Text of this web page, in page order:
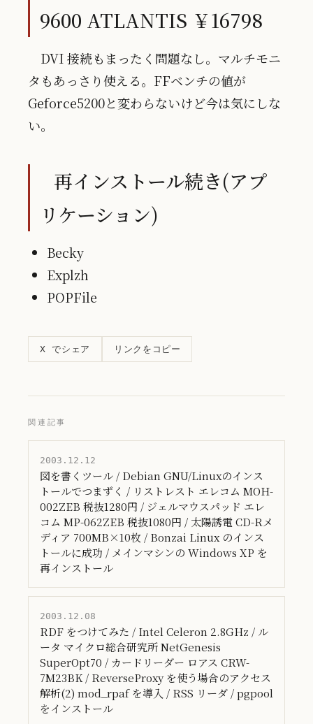
9600 ATLANTIS ￥16798
DVI 接続もまったく問題なし。マルチモニ
タもあっさり使える。FFベンチの値が
Geforce5200と変わらないけど今は気にしな
い。
再インストール続き(アプ
リケーション)
Becky
Explzh
POPFile
X でシェア リンクをコピー
関連記事
2003.12.12
図を書くツール / Debian GNU/Linuxのインス
トールでつまずく / リストレスト エレコム MOH-
002ZEB 税抜1280円 / ジェルマウスパッド エレ
コム MP-062ZEB 税抜1080円 / 太陽誘電 CD-Rメ
ディア 700MB×10枚 / Bonzai Linux のインス
トールに成功 / メインマシンの Windows XP を
再インストール
2003.12.08
RDF をつけてみた / Intel Celeron 2.8GHz / ル
ータ マイクロ総合研究所 NetGenesis
SuperOpt70 / カードリーダー ロアス CRW-
7M23BK / ReverseProxy を使う場合のアクセス
解析(2) mod_rpaf を導入 / RSS リーダ / pgpool
をインストール